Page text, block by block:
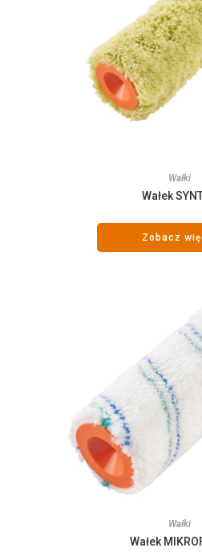
Wałki
Wałek
Zobacz
Wałki
Wałek